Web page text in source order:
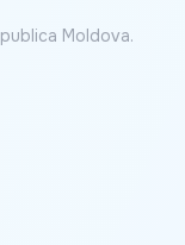
Moldova.